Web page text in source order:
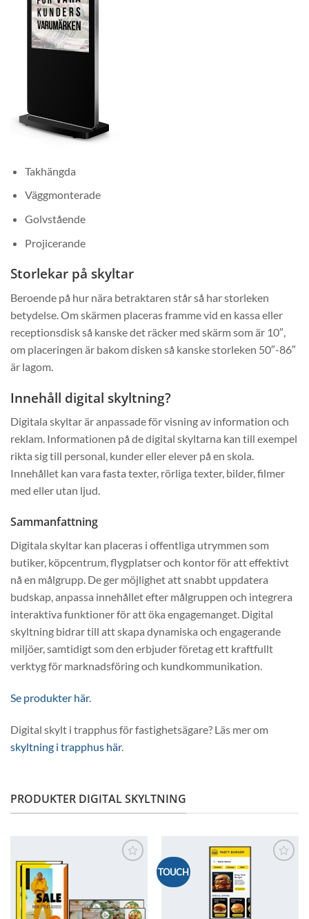
Takhängda
Väggmonterade
Golvstående
Projicerande
Storlekar på skyltar
Beroende på hur nära betraktaren står så har storleken
betydelse. Om skärmen placeras framme vid en kassa eller
receptionsdisk så kanske det räcker med skärm som är 10″,
om placeringen är bakom disken så kanske storleken 50″-86″
är lagom.
Innehåll digital skyltning?
Digitala skyltar är anpassade för visning av information och
reklam. Informationen på de digital skyltarna kan till exempel
rikta sig till personal, kunder eller elever på en skola.
Innehållet kan vara fasta texter, rörliga texter, bilder, filmer
med eller utan ljud.
Sammanfattning
Digitala skyltar kan placeras i offentliga utrymmen som
butiker, köpcentrum, flygplatser och kontor för att effektivt
nå en målgrupp. De ger möjlighet att snabbt uppdatera
budskap, anpassa innehållet efter målgruppen och integrera
interaktiva funktioner för att öka engagemanget. Digital
skyltning bidrar till att skapa dynamiska och engagerande
miljöer, samtidigt som den erbjuder företag ett kraftfullt
verktyg för marknadsföring och kundkommunikation.
Se produkter här.
Digital skylt i trapphus för fastighetsägare? Läs mer om
skyltning i trapphus här.
PRODUKTER DIGITAL SKYLTNING
TOUCH